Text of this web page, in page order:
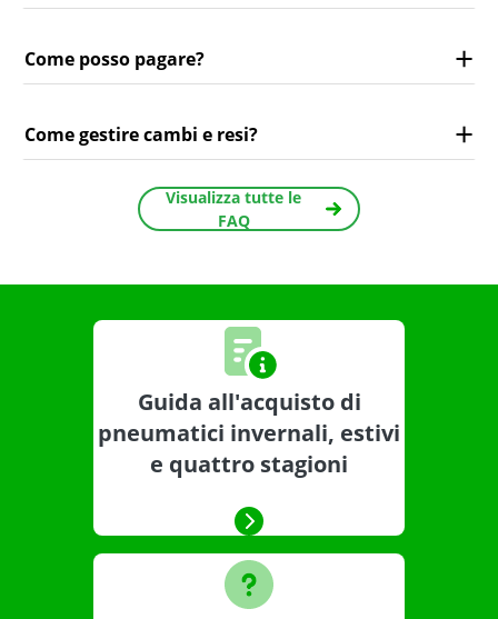
Come posso pagare?
Come gestire cambi e resi?
Visualizza tutte le
FAQ
Guida all'acquisto di
pneumatici invernali, estivi
e quattro stagioni